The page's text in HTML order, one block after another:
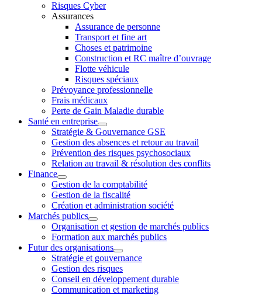
Risques Cyber
Assurances
Assurance de personne
Transport et fine art
Choses et patrimoine
Construction et RC maître d’ouvrage
Flotte véhicule
Risques spéciaux
Prévoyance professionnelle
Frais médicaux
Perte de Gain Maladie durable
Santé en entreprise
Stratégie & Gouvernance GSE
Gestion des absences et retour au travail
Prévention des risques psychosociaux
Relation au travail & résolution des conflits
Finance
Gestion de la comptabilité
Gestion de la fiscalité
Création et administration société
Marchés publics
Organisation et gestion de marchés publics
Formation aux marchés publics
Futur des organisations
Stratégie et gouvernance
Gestion des risques
Conseil en développement durable
Communication et marketing